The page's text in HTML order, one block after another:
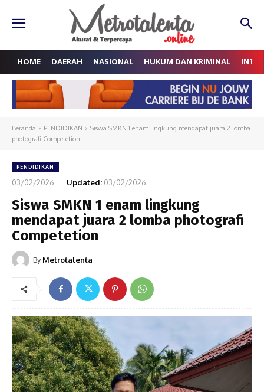
HOME DAERAH NASIONAL HUKUM DAN KRIMINAL
Beranda PENDIDIKAN
Siswa SMKN 1 enam lingkung mendapat juara 2 lomba
photografi Competetion
PENDIDIKAN
03/02/2026 Updated: 03/02/2026
Siswa SMKN 1 enam lingkung
mendapat juara 2 lomba photografi
Competetion
By Metrotalenta